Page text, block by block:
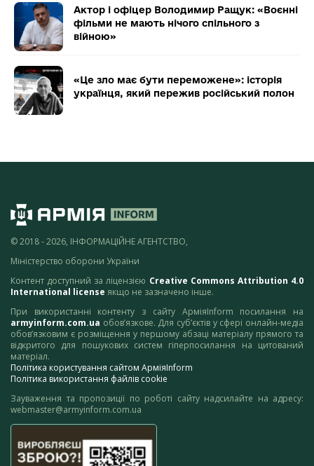
Актор і офіцер Володимир Ращук: «Воєнні
фільми не мають нічого спільного з
війною»
«Це зло має бути переможене»: історія
українця, який пережив російський полон
© 2018 - 2026, ІНФОРМАЦІЙНЕ АГЕНТСТВО,
Міністерство оборони України
Контент доступний за ліцензією Creative Commons Attribution 4.0
International license якщо не зазначено інше.
При використанні контенту з сайту АрміяInform посилання на
armyinform.com.ua обов’язкове. Для суб’єктів у сфері онлайн-медіа
обов’язковим є розміщення у першому абзаці матеріалу прямого та
відкритого для пошукових систем гіперпосилання на цитований
матеріал.
Політика користування сайтом АрміяInform
Політика використання файлів cookie
Зауваження та пропозиції по роботі сайту надсилайте на адресу:
webmaster@armyinform.com.ua